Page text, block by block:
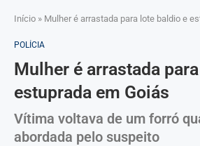
Início » Mulher é arrastada para lote baldio e
POLÍCIA
Mulher é arrastada
estuprada em Goiás
Vítima voltava de um forró
abordada pelo suspeito